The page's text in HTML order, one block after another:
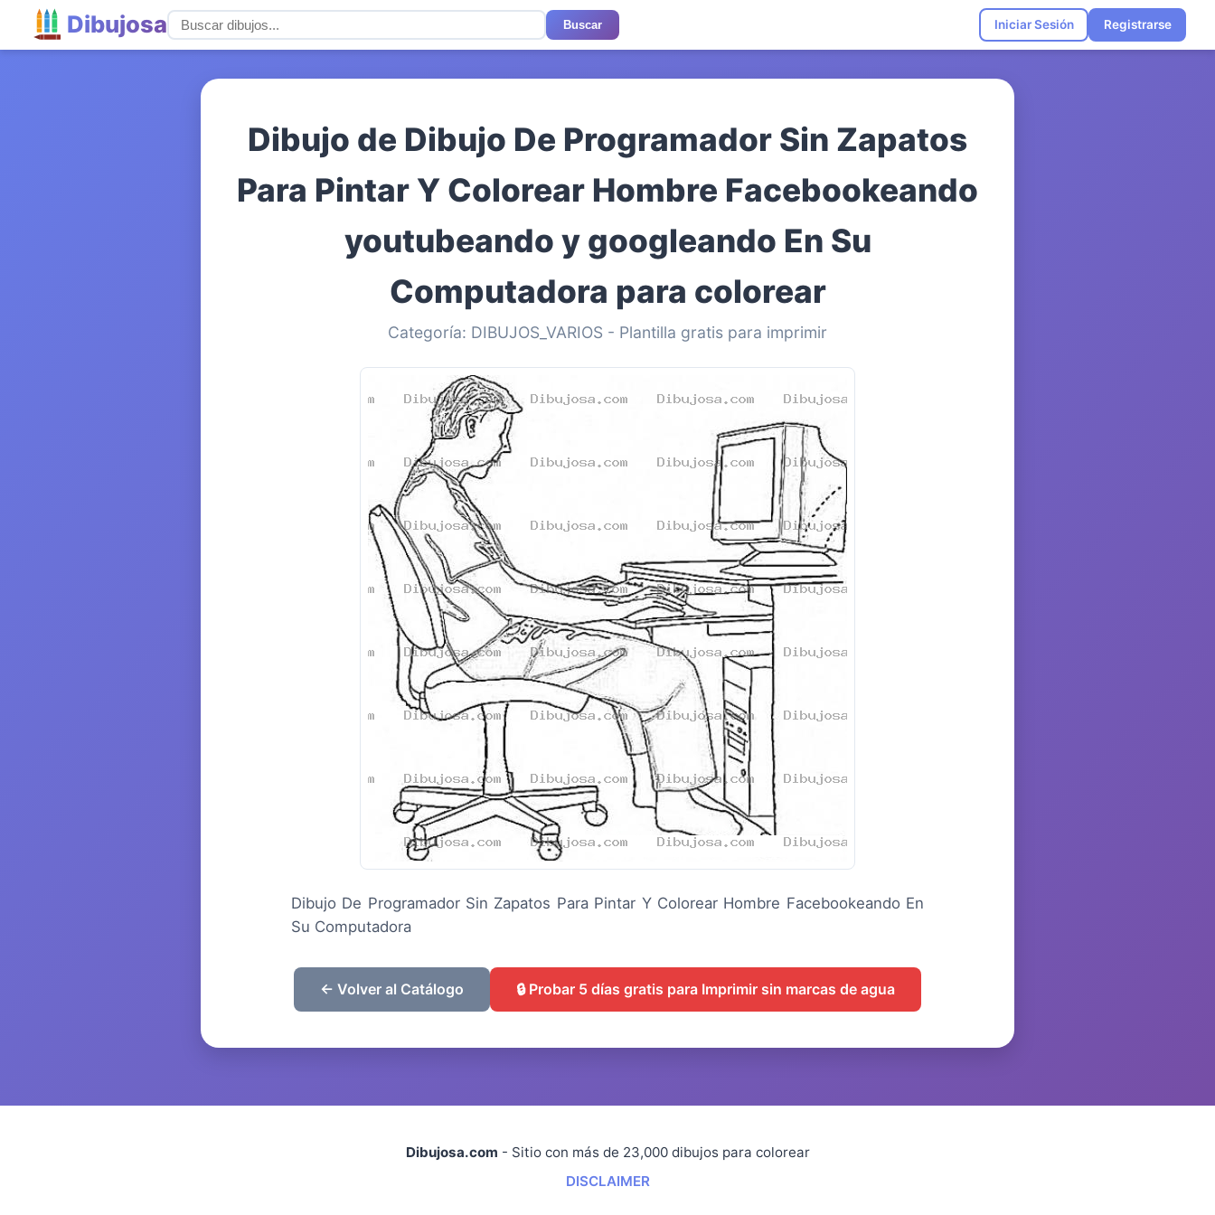
Dibujosa Buscar Iniciar Sesión Registrarse
Dibujo de Dibujo De Programador Sin Zapatos
Para Pintar Y Colorear Hombre Facebookeando
youtubeando y googleando En Su
Computadora para colorear
Categoría: DIBUJOS_VARIOS - Plantilla gratis para imprimir
Dibujo De Programador Sin Zapatos Para Pintar Y Colorear Hombre Facebookeando En
Su Computadora
← Volver al Catálogo 🔒 Probar 5 días gratis para Imprimir sin marcas de agua
Dibujosa.com - Sitio con más de 23,000 dibujos para colorear
DISCLAIMER